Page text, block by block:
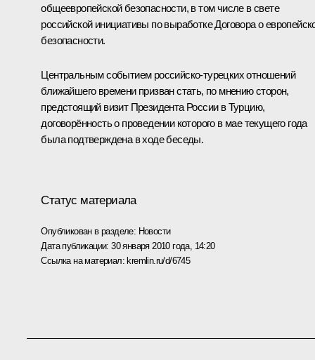
общеевропейской безопасности, в том числе в свете
российской инициативы по выработке Договора о
безопасности.
Центральным событием российско-турецких отношений
ближайшего времени призван стать, по мнению сторон,
предстоящий визит Президента России в Турцию,
договорённость о проведении которого в мае текущего года
была подтверждена в ходе беседы.
Статус материала
Опубликован в разделе: Новости
Дата публикации:30 января 2010 года, 14:20
Ссылка на материал: kremlin.ru/d/6745